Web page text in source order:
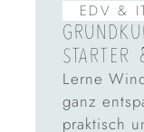
EDV &
STARTER
Lerne
ganz
praktisch